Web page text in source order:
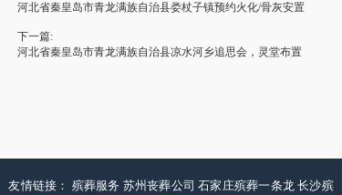
河北省秦皇岛市青龙满族自治县娄杖子镇预约火化/骨灰安置
下一篇:
河北省秦皇岛市青龙满族自治县凉水河乡追思会，灵堂布置
友情链接： 殡葬服务 苏州丧葬公司石家庄殡葬一条龙长沙殡